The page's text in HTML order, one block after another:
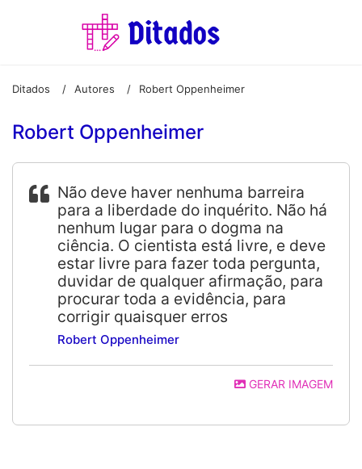
Ditados / Autores / Robert Oppenheimer
Robert Oppenheimer
Não deve haver nenhuma barreira
para a liberdade do inquérito. Não há
nenhum lugar para o dogma na
ciência. O cientista está livre, e deve
estar livre para fazer toda pergunta,
duvidar de qualquer afirmação, para
procurar toda a evidência, para
corrigir quaisquer erros
Robert Oppenheimer
GERAR IMAGEM